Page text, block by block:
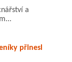
a
přinesl